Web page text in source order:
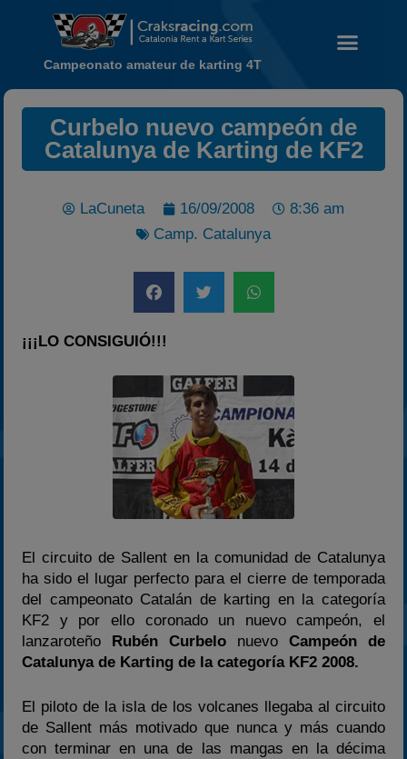
Noticias
Calendario
Estadísticas
Preguntas Frecuentes
Campeonato amateur de karting 4T
Curbelo nuevo campeón de
Catalunya de Karting de KF2
LaCuneta 16/09/2008
8:36 am
Camp. Catalunya
¡¡¡LO CONSIGUIÓ!!!
El circuito de Sallent en la comunidad de Catalunya
ha sido el lugar perfecto para el cierre de temporada
del campeonato Catalán de karting en la categoría
KF2 y por ello coronado un nuevo campeón, el
lanzaroteño Rubén Curbelo nuevo Campeón de
Catalunya de Karting de la categoría KF2 2008.
El piloto de la isla de los volcanes llegaba al circuito
de Sallent más motivado que nunca y más cuando
con terminar en una de las mangas en la décima